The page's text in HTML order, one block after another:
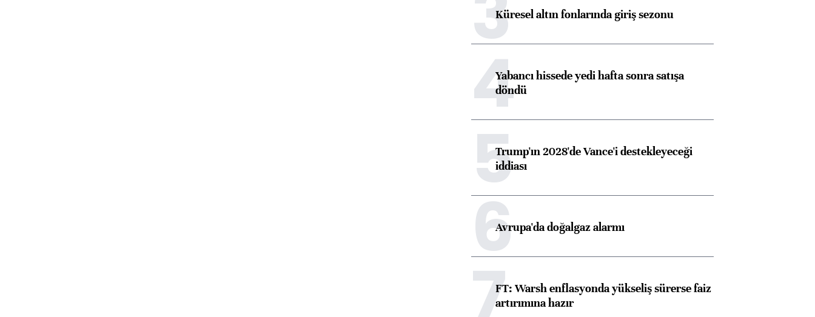
Küresel altın fonlarında giriş sezonu
4Yabancı hissede yedi hafta sonra satışa
döndü
5Trump'ın 2028'de Vance'i destekleyeceği
iddiası
6Avrupa'da doğalgaz alarmı
7FT: Warsh enflasyonda yükseliş sürerse faiz
artırımına hazır